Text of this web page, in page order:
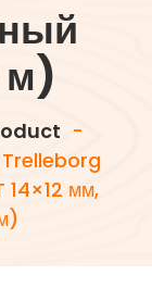
м)
-
Trelleborg
14×12 мм,